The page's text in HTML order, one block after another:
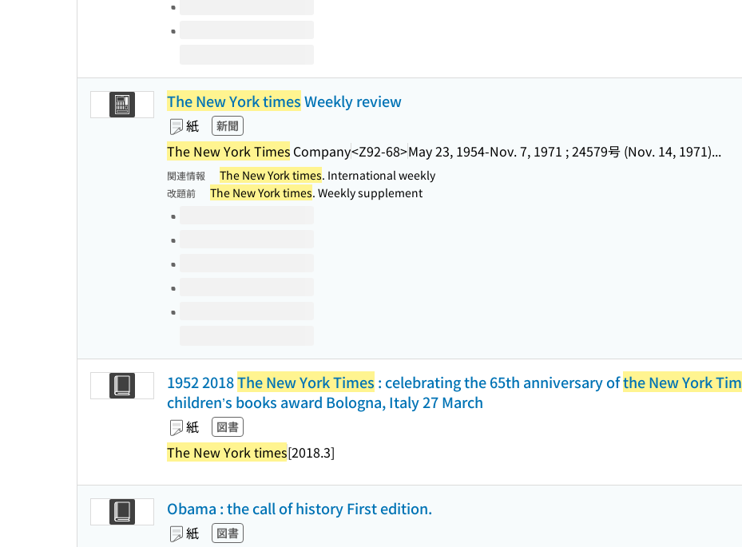
The New York timesWeekly review
紙 新聞
The New York Times Company<Z92-68>May 23, 1954-Nov. 7, 1971 ; 24579号 (Nov. 14, 1971)...
関連情報 The New York times. International weekly
改題前 The New York times. Weekly supplement
このタイトルの巻号
1952 2018The New York Times : celebrating the 65th anniversary ofthe New York
children’s books award Bologna, Italy 27 March
紙 図書
The New York times[2018.3]
Obama : the call of history First edition.
紙 図書